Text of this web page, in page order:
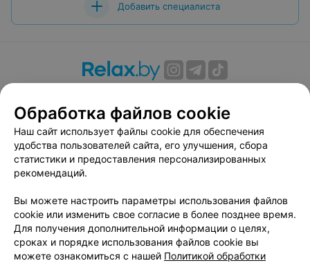
Добавить специалиста
Вакансии
Публичный договор
Способы оплаты
Публичный договор по использованию сервиса
«Афиша»
Пользовательское соглашение
Связаться по вопросам сотрудничества
Написать руководителю relax.by
Персональные настройки cookie
Обработка персональных данных
Обработка файлов cookie
Наш сайт использует файлы cookie для обеспечения
удобства пользователей сайта, его улучшения, сбора
статистики и предоставления персонализированных
рекомендаций.
Вы можете настроить параметры использования файлов
cookie или изменить свое согласие в более позднее время.
Для получения дополнительной информации о целях,
сроках и порядке использования файлов cookie вы
можете ознакомиться с нашей Политикой обработки